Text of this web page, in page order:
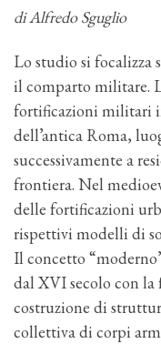
di Alfredo Sguglio
Lo studio si
il comparto militare.
fortificazioni militari
dell’antica Roma,
successivamente a
frontiera. Nel
delle fortificazioni
rispettivi modelli di
Il concetto
dal XVI secolo con la
costruzione di
collettiva di corpi